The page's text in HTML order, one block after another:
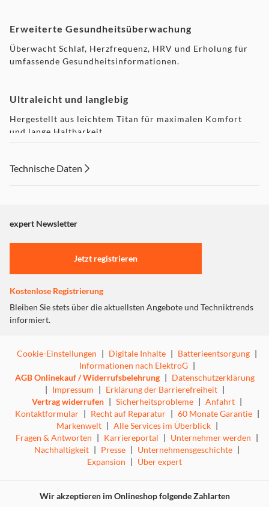
Erweiterte Gesundheitsüberwachung
Überwacht Schlaf, Herzfrequenz, HRV und Erholung für
umfassende Gesundheitsinformationen.
Ultraleicht und langlebig
Hergestellt aus leichtem Titan für maximalen Komfort
und lange Haltbarkeit.
Lange Akkulaufzeit
Synchronisiert sich mühelos mit der kostenlosen
Ultrahuman-App für Gesundheitsdaten in Echtzeit.
Wasserdichtes Design
Messen Sie zuerst die Größe vor dem Kauf
ULTRAHUMAN Ringgrößen unterscheiden sich von
Standard-Ringgrößen. Kaufen Sie zuerst ein Ringgrößen-
Set, tragen Sie es über Nacht und kaufen Sie die perfekte
Ring AIR Größe für Sie. Der Ring AIR ist in 10 Größen von
5-14 erhältlich.
Technische Daten
expert Newsletter
Jetzt registrieren
Kostenlose Registrierung
Bleiben Sie stets über die aktuellsten Angebote und Techniktrends
informiert.
Cookie-Einstellungen | Digitale Inhalte | Batterieentsorgung |
Informationen nach ElektroG |
AGB Onlinekauf / Widerrufsbelehrung | Datenschutzerklärung
| Impressum | Erklärung der Barrierefreiheit |
Vertrag widerrufen | Sicherheitsprobleme | Anfahrt |
Kontaktformular | Recht auf Reparatur | 60 Monate Garantie |
Markenwelt | Alle Services im Überblick |
Fragen & Antworten | Karriereportal | Unternehmer werden |
Nachhaltigkeit | Presse | Unternehmensgeschichte |
Expansion | Über expert
Wir akzeptieren im Onlineshop folgende Zahlarten